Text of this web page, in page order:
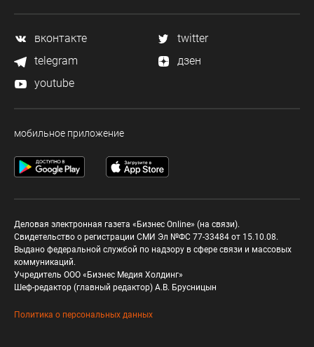
вконтакте
twitter
telegram
дзен
youtube
мобильное приложение
Деловая электронная газета «Бизнес Online» (на связи).
Свидетельство о регистрации СМИ Эл №ФС 77-33484 от 15.10.08.
Выдано федеральной службой по надзору в сфере связи и массовых
коммуникаций.
Учредитель ООО «Бизнес Медия Холдинг»
Шеф-редактор (главный редактор) А.В. Брусницын
Политика о персональных данных